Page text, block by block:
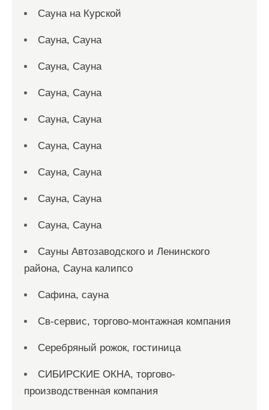
Сауна на Курской
Сауна, Сауна
Сауна, Сауна
Сауна, Сауна
Сауна, Сауна
Сауна, Сауна
Сауна, Сауна
Сауна, Сауна
Сауна, Сауна
Сауны Автозаводского и Ленинского
района, Сауна калипсо
Сафина, сауна
Св-сервис, торгово-монтажная компания
Серебряный рожок, гостиница
СИБИРСКИЕ ОКНА, торгово-
производственная компания